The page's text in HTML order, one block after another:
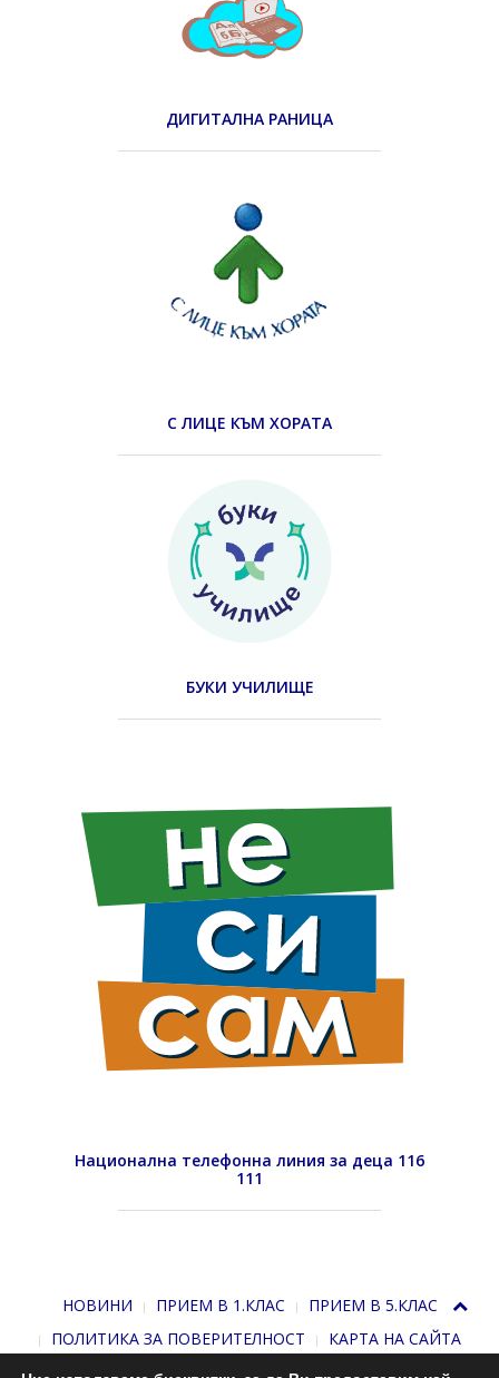
ДИГИТАЛНА РАНИЦА
С ЛИЦЕ КЪМ ХОРАТА
БУКИ УЧИЛИЩЕ
Национална телефонна линия за деца 116
111
НОВИНИ ПРИЕМ В 1.КЛАС
ПРИЕМ В 5.КЛАС
ПОЛИТИКА ЗА ПОВЕРИТЕЛНОСТ
КАРТА НА САЙТА